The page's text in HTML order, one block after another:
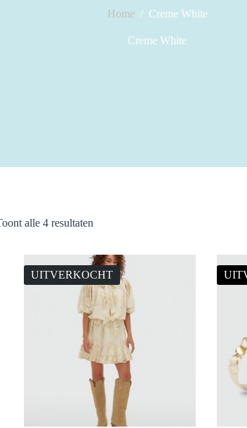
Home / Creme White
Creme White
alle 4 resultaten
UITVERKOCHT